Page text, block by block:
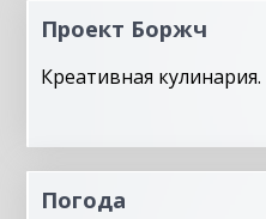
Проект Боржч
Креативная кулинария.
Погода